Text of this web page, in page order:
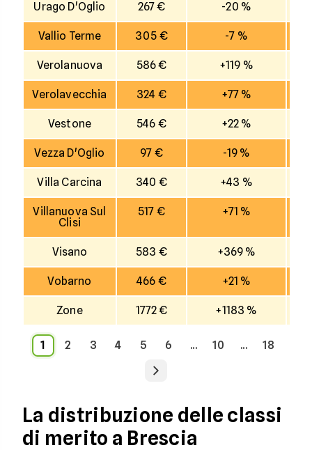
Urago D'Oglio 267 € -20 %
Vallio Terme 305 € -7 %
Verolanuova 586 € +119 %
Verolavecchia 324 € +77 %
Vestone 546 € +22 %
Vezza D'Oglio 97 € -19 %
Villa Carcina 340 € +43 %
Villanuova Sul
Clisi
517 € +71 %
Visano 583 € +369 %
Vobarno 466 € +21 %
Zone 1772 € +1183 %
1 2 3 4 5 6 ... 10 ... 18
La distribuzione delle classi
di merito a Brescia